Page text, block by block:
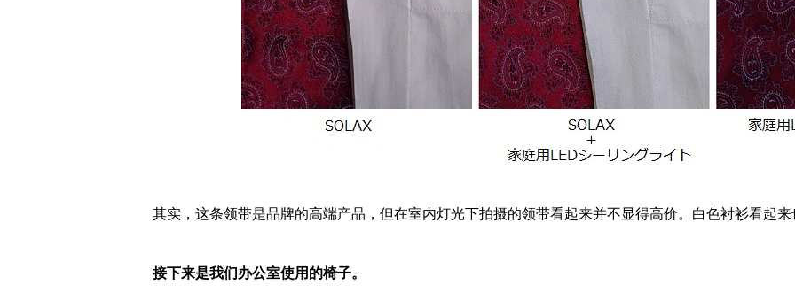
其实，这条领带是品牌的高端产品，但在室内灯光下拍摄的领带看起来并不显得高价。白色衬衫看起来
接下来是我们办公室使用的椅子。